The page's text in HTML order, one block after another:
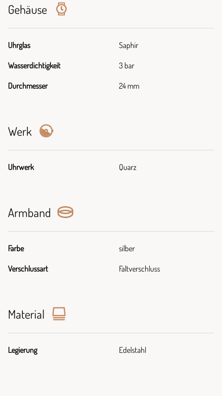
Gehäuse
Uhrglas Saphir
Wasserdichtigkeit 3 bar
Durchmesser 24 mm
Werk
Uhrwerk Quarz
Armband
Farbe silber
Verschlussart Faltverschluss
Material
Legierung Edelstahl